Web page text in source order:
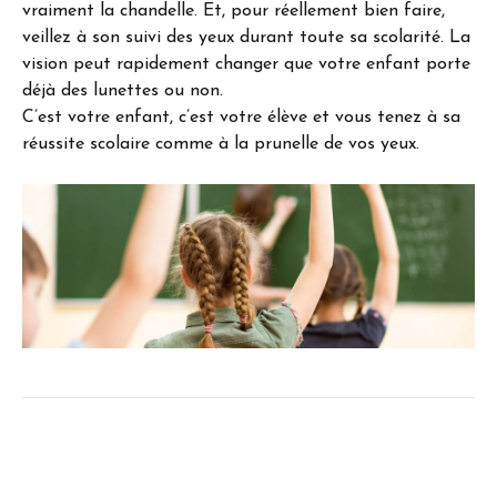
vraiment la chandelle. Et, pour réellement bien faire,
veillez à son suivi des yeux durant toute sa scolarité. La
vision peut rapidement changer que votre enfant porte
déjà des lunettes ou non.
C’est votre enfant, c’est votre élève et vous tenez à sa
réussite scolaire comme à la prunelle de vos yeux.